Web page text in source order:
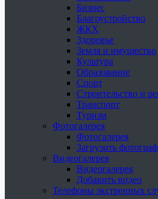
Бизнес
Благоустройство
ЖКХ
Здоровье
Земля и имущество
Культура
Образование
Спорт
Строительство и
Транспорт
Туризм
Фотогалерея
Фотогалерея
Загрузить
Видеогалерея
Видеогалерея
Добавить видео
Телефоны экстренных